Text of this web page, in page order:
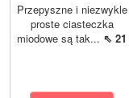
Przepyszne i niezwykle
proste ciasteczka
miodowe są tak... ⇖ 21